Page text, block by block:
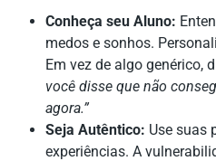
Conheça seu Aluno:
medos e sonhos.
Em vez de algo genérico,
você disse que não
agora.”
Seja Autêntico: Use suas
experiências. A